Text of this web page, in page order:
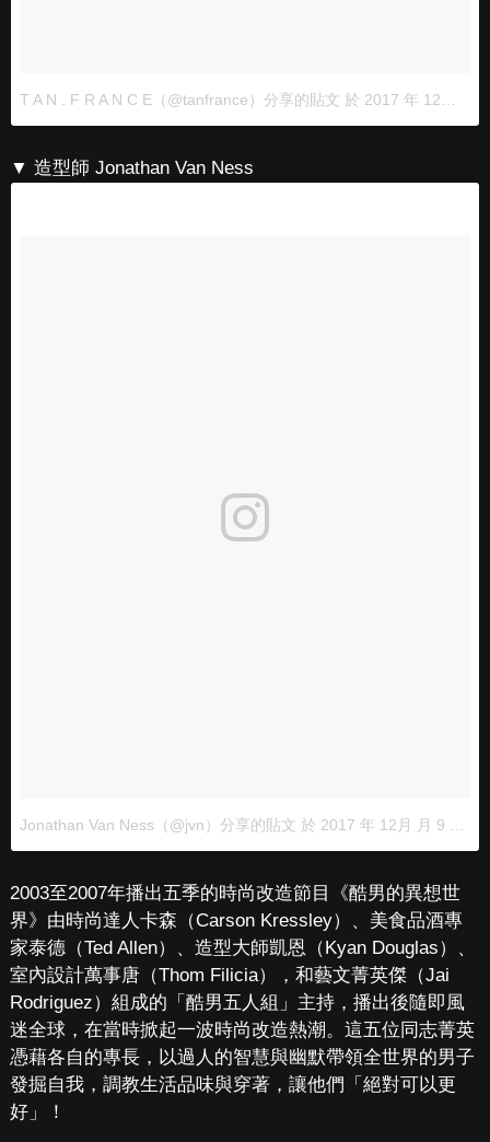
T A N . F R A N C E（@tanfrance）分享的貼文 於 2017 年 12月 月 4 1:13下午 PST
▼ 造型師 Jonathan Van Ness
Jonathan Van Ness（@jvn）分享的貼文 於 2017 年 12月 月 9 4:11下午 PST
2003至2007年播出五季的時尚改造節目《酷男的異想世
界》由時尚達人卡森（Carson Kressley）、美食品酒專
家泰德（Ted Allen）、造型大師凱恩（Kyan Douglas）、
室內設計萬事唐（Thom Filicia），和藝文菁英傑（Jai
Rodriguez）組成的「酷男五人組」主持，播出後隨即風
迷全球，在當時掀起一波時尚改造熱潮。這五位同志菁英
憑藉各自的專長，以過人的智慧與幽默帶領全世界的男子
發掘自我，調教生活品味與穿著，讓他們「絕對可以更
好」！